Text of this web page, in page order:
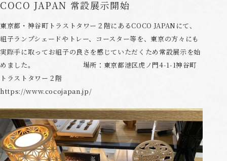
COCO JAPAN 常設展示開始
東京都・神谷町トラストタワー２階にあるCOCO JAPANにて、
組子ランプシェードやトレー、コースター等を、東京の方々にも
実際手に取ってお組子の良さを感じていただくため常設展示を始
めました。 場所：東京都港区虎ノ門4-1-1神谷町
トラストタワー２階
https://www.cocojapan.jp/